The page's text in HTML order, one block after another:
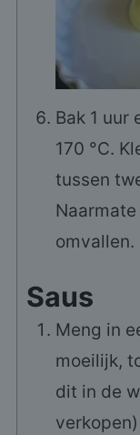
Bak 1 uur
170 °C.
tussen
omvallen.
Saus
Meng in
moeilijk,
dit in de
verkopen)